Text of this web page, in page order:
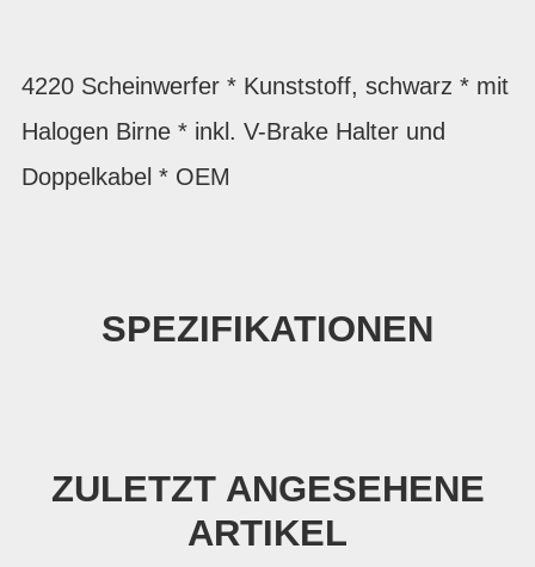
4220 Scheinwerfer * Kunststoff, schwarz * mit
Halogen Birne * inkl. V-Brake Halter und
Doppelkabel * OEM
SPEZIFIKATIONEN
ZULETZT ANGESEHENE
ARTIKEL